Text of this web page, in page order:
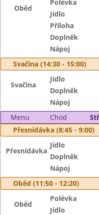
Oběd
Polévka
Jídlo
Příloha
Doplněk
Nápoj
Svačina (14:30 - 15:00)
Svačina
Jídlo
Doplněk
Nápoj
Menu
Chod
Přesnídávka (8:45 - 9:00)
Přesnídávka
Jídlo
Doplněk
Nápoj
Oběd (11:50 - 12:20)
Oběd
Polévka
Jídlo